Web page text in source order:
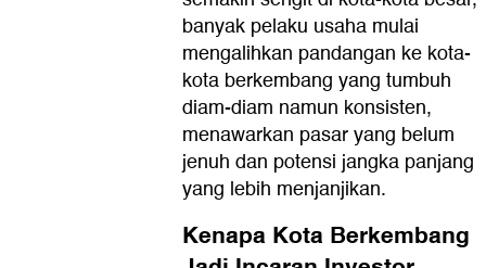
banyak pelaku usaha mulai
mengalihkan pandangan ke kota-
kota berkembang yang tumbuh
diam-diam namun konsisten,
menawarkan pasar yang belum
jenuh dan potensi jangka panjang
yang lebih menjanjikan.
Kenapa Kota Berkembang